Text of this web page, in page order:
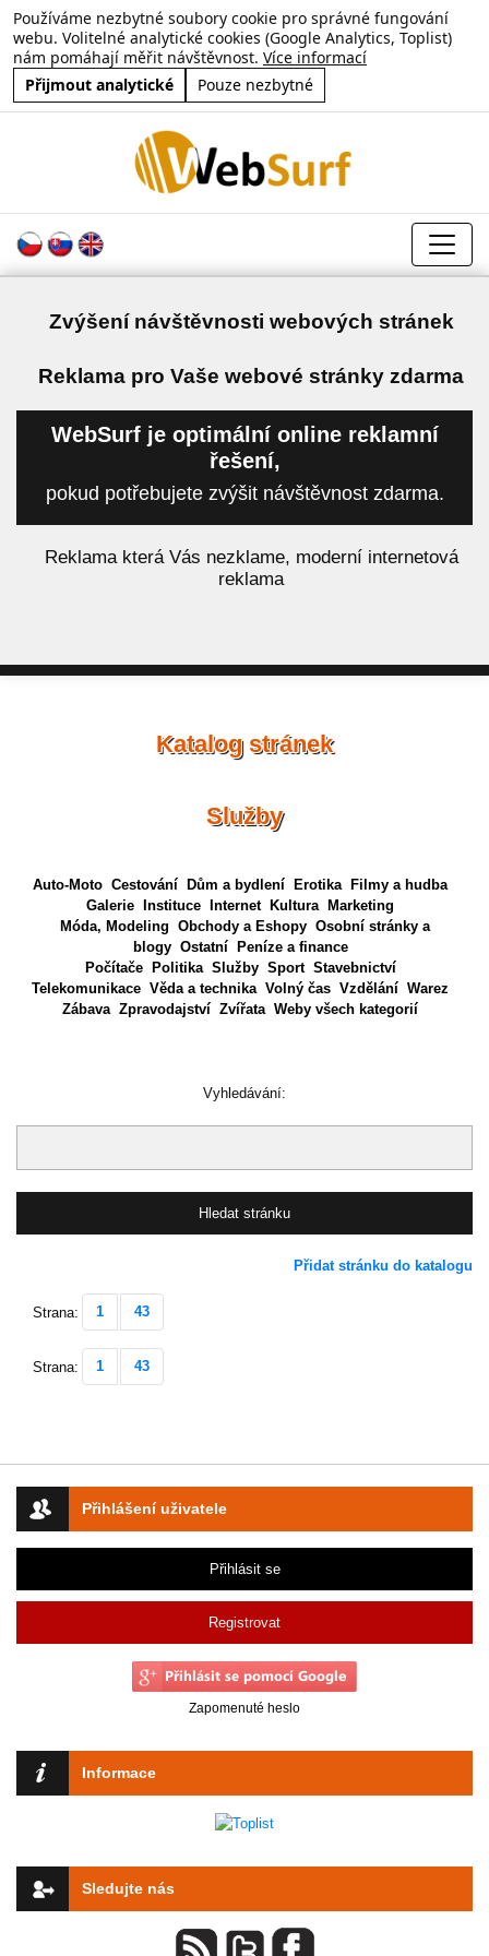
Používáme nezbytné soubory cookie pro správné fungování
webu. Volitelné analytické cookies (Google Analytics, Toplist)
nám pomáhají měřit návštěvnost. Více informací
Přijmout analytické
Pouze nezbytné
Zvýšení návštěvnosti webových stránek
Reklama pro Vaše webové stránky zdarma
WebSurf je optimální online reklamní
řešení,
pokud potřebujete zvýšit návštěvnost zdarma.
Reklama která Vás nezklame, moderní internetová
reklama
Přihlášení uživatele
Přihlásit se
Registrovat
Zapomenuté heslo
Informace
Sledujte nás
Katalog stránek
Služby
Auto-Moto Cestování Dům a bydlení Erotika
Filmy a hudba
Galerie
Instituce Internet Kultura
Marketing
Móda, Modeling Obchody a Eshopy Osobní stránky a
blogy Ostatní
Peníze a finance
Počítače
Politika Služby Sport Stavebnictví
Telekomunikace Věda a technika Volný čas Vzdělání Warez
Zábava Zpravodajství Zvířata Weby všech kategorií
Vyhledávání:
Přidat stránku do katalogu
Strana: 1 43
Strana: 1 43